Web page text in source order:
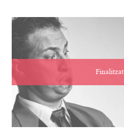
Finalitzat